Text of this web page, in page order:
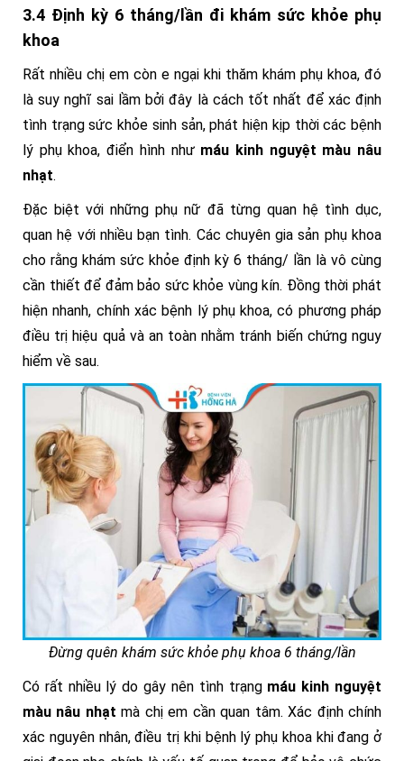
3.4 Định kỳ 6 tháng/lần đi khám sức khỏe phụ
khoa
Rất nhiều chị em còn e ngại khi thăm khám phụ khoa, đó
là suy nghĩ sai lầm bởi đây là cách tốt nhất để xác định
tình trạng sức khỏe sinh sản, phát hiện kịp thời các bệnh
lý phụ khoa, điển hình như máu kinh nguyệt màu nâu
nhạt.
Đặc biệt với những phụ nữ đã từng quan hệ tình dục,
quan hệ với nhiều bạn tình. Các chuyên gia sản phụ khoa
cho rằng khám sức khỏe định kỳ 6 tháng/ lần là vô cùng
cần thiết để đảm bảo sức khỏe vùng kín. Đồng thời phát
hiện nhanh, chính xác bệnh lý phụ khoa, có phương pháp
điều trị hiệu quả và an toàn nhằm tránh biến chứng nguy
hiểm về sau.
Đừng quên khám sức khỏe phụ khoa 6 tháng/lần
Có rất nhiều lý do gây nên tình trạngmáu kinh nguyệt
màu nâu nhạt mà chị em cần quan tâm. Xác định chính
xác nguyên nhân, điều trị khi bệnh lý phụ khoa khi đang ở